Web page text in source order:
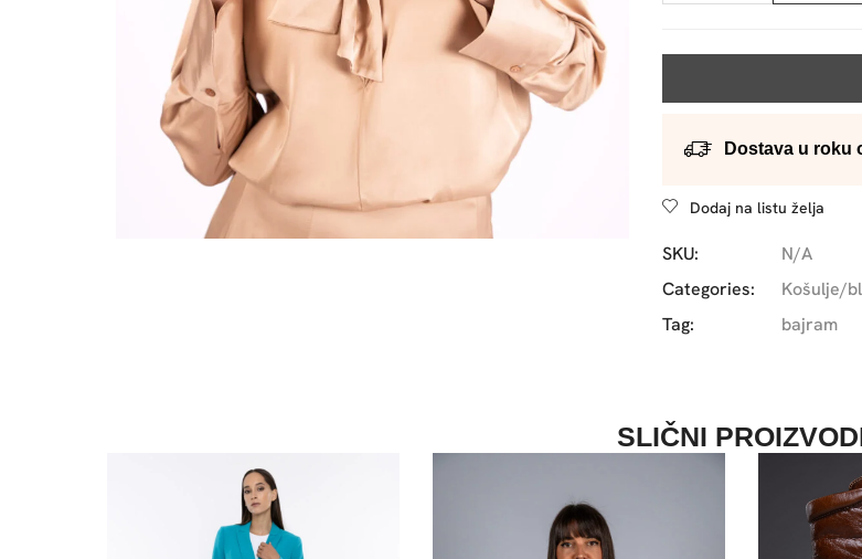
Dostava u roku
Dodaj na listu želja
SKU:
N/A
Categories:
Košulje/
Tag:
bajram
SLIČNI